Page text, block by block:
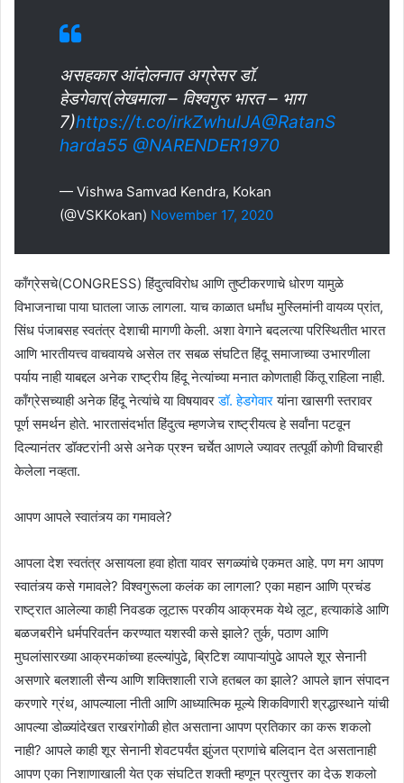
असहकार आंदोलनात अग्रेसर डॉ.
हेडगेवार(लेखमाला – विश्वगुरु भारत – भाग
7)https://t.co/irkZwhuIJA@RatanS
harda55 @NARENDER1970
— Vishwa Samvad Kendra, Kokan
(@VSKKokan) November 17, 2020
काँग्रेसचे(CONGRESS) हिंदुत्वविरोध आणि तुष्टीकरणाचे धोरण यामुळे
विभाजनाचा पाया घातला जाऊ लागला. याच काळात धर्मांध मुस्लिमांनी वायव्य प्रांत,
सिंध पंजाबसह स्वतंत्र देशाची मागणी केली. अशा वेगाने बदलत्या परिस्थितीत भारत
आणि भारतीयत्त्व वाचवायचे असेल तर सबळ संघटित हिंदू समाजाच्या उभारणीला
पर्याय नाही याबद्दल अनेक राष्ट्रीय हिंदू नेत्यांच्या मनात कोणताही किंतू राहिला नाही.
काँग्रेसच्याही अनेक हिंदू नेत्यांचे या विषयावरडॉ. हेडगेवारयांना खासगी स्तरावर
पूर्ण समर्थन होते. भारतासंदर्भात हिंदुत्व म्हणजेच राष्ट्रीयत्व हे सर्वांना पटवून
दिल्यानंतर डॉक्टरांनी असे अनेक प्रश्न चर्चेत आणले ज्यावर तत्पूर्वी कोणी विचारही
केलेला नव्हता.
आपण आपले स्वातंत्र्य का गमावले?
आपला देश स्वतंत्र असायला हवा होता यावर सगळ्यांचे एकमत आहे. पण मग आपण
स्वातंत्र्य कसे गमावले? विश्वगुरूला कलंक का लागला? एका महान आणि प्रचंड
राष्ट्रात आलेल्या काही निवडक लूटारू परकीय आक्रमक येथे लूट, हत्याकांडे आणि
बळजबरीने धर्मपरिवर्तन करण्यात यशस्वी कसे झाले? तुर्क, पठाण आणि
मुघलांसारख्या आक्रमकांच्या हल्ल्यांपुढे, ब्रिटिश व्यापाऱ्यांपुढे आपले शूर सेनानी
असणारे बलशाली सैन्य आणि शक्तिशाली राजे हतबल का झाले? आपले ज्ञान संपादन
करणारे ग्रंथ, आपल्याला नीती आणि आध्यात्मिक मूल्ये शिकविणारी श्रद्धास्थाने यांची
आपल्या डोळ्यांदेखत राखरांगोळी होत असताना आपण प्रतिकार का करू शकलो
नाही? आपले काही शूर सेनानी शेवटपर्यंत झुंजत प्राणांचे बलिदान देत असतानाही
आपण एका निशाणाखाली येत एक संघटित शक्ती म्हणून प्रत्युत्तर का देऊ शकलो